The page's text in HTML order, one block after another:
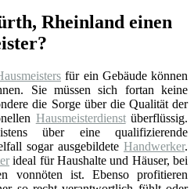
Rheinland einen
für ein Gebäude können
Sie müssen sich fortan keine
die Sorge über die Qualität der
Hausmeisterdienstüberflüssig.
über eine qualifizierende
sogar ausgebildete Handwerker.
ideal für Haushalte und Häuser, bei
vonnöten ist. Ebenso profitieren